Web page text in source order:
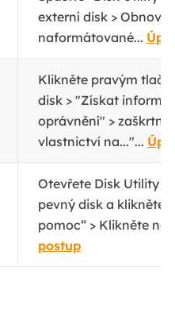
externí disk > Obnovit
naformátované...
Klikněte pravým
disk > "Získat
oprávnění" >
vlastnictví na..."...
Otevřete Disk Utility >
pevný disk a klikněte
pomoc“ > Klikněte na
postup